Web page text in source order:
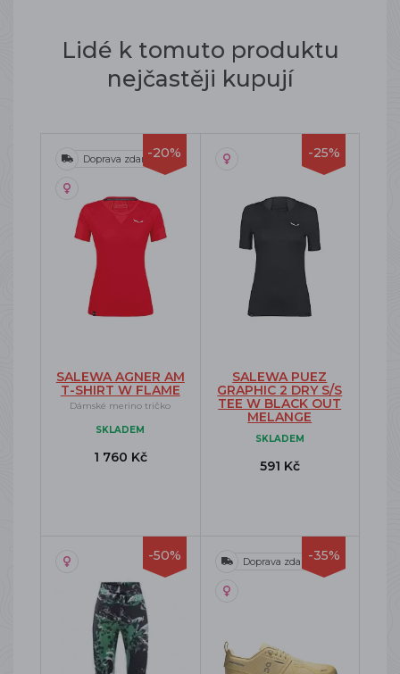
Lidé k tomuto produktu
nejčastěji kupují
-20%
Doprava zdarma
SALEWA AGNER AM
T-SHIRT W FLAME
Dámské merino tričko
SKLADEM
1 760 Kč
-25%
SALEWA PUEZ
GRAPHIC 2 DRY S/S
TEE W BLACK OUT
MELANGE
SKLADEM
591 Kč
-50% -35%
Doprava zdarma